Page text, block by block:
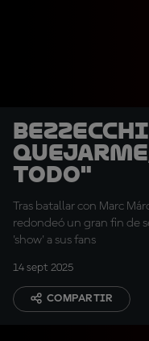
todo"
Tras batallar con Marc
redondeó un gran fin de
'show' a sus fans
14 sept 2025
COMPARTIR